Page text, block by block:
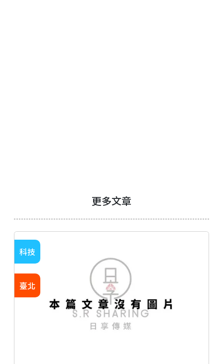
更多文章
科技
臺北